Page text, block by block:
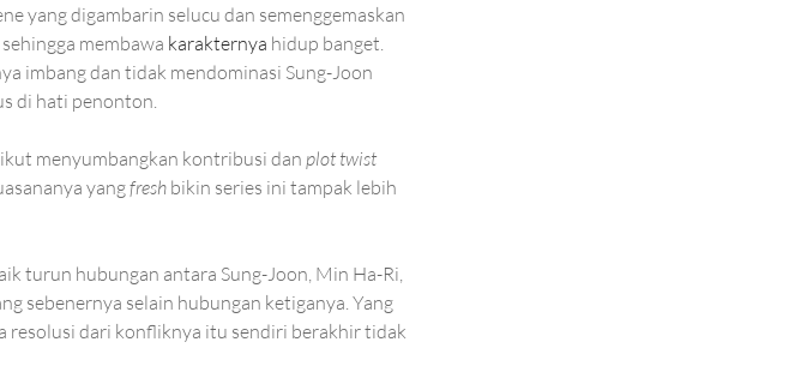
yang digambarin selucu dan semenggemaskan
membawa karakternya hidup banget.
imbang dan tidak mendominasi Sung-Joon
di hati penonton.
menyumbangkan kontribusi dan plot twist
yang fresh bikin series ini tampak lebih
turun hubungan antara Sung-Joon, Min Ha-Ri,
sebenernya selain hubungan ketiganya. Yang
resolusi dari konfliknya itu sendiri berakhir tidak